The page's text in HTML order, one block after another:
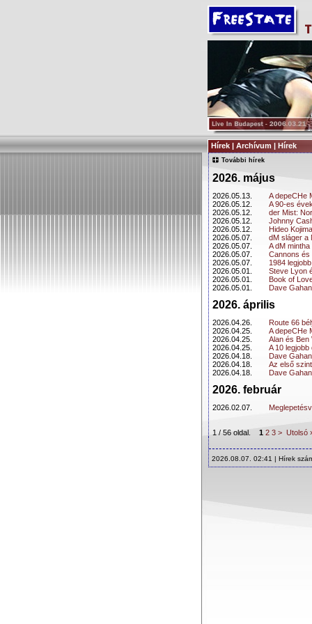
Hírek | Archívum | Hírek
További hírek
2026. május
2026.05.13.
A depeCHe
2026.05.12.
A 90-es
2026.05.12.
der Mist:
2026.05.12.
Johnny
2026.05.12.
Hideo
2026.05.07.
dM sláger a
2026.05.07.
A dM
2026.05.07.
Cannons és
2026.05.07.
1984
2026.05.01.
Steve Lyon
2026.05.01.
Book of
2026.05.01.
Dave
2026. április
2026.04.26.
Route 66
2026.04.25.
A depeCHe
2026.04.25.
Alan és Ben
2026.04.25.
A 10
2026.04.18.
Dave
2026.04.18.
Az első
2026.04.18.
Dave
2026. február
2026.02.07.
1 / 56 oldal. 1 2 3 > Utolsó
2026.08.07. 02:41 | Hírek